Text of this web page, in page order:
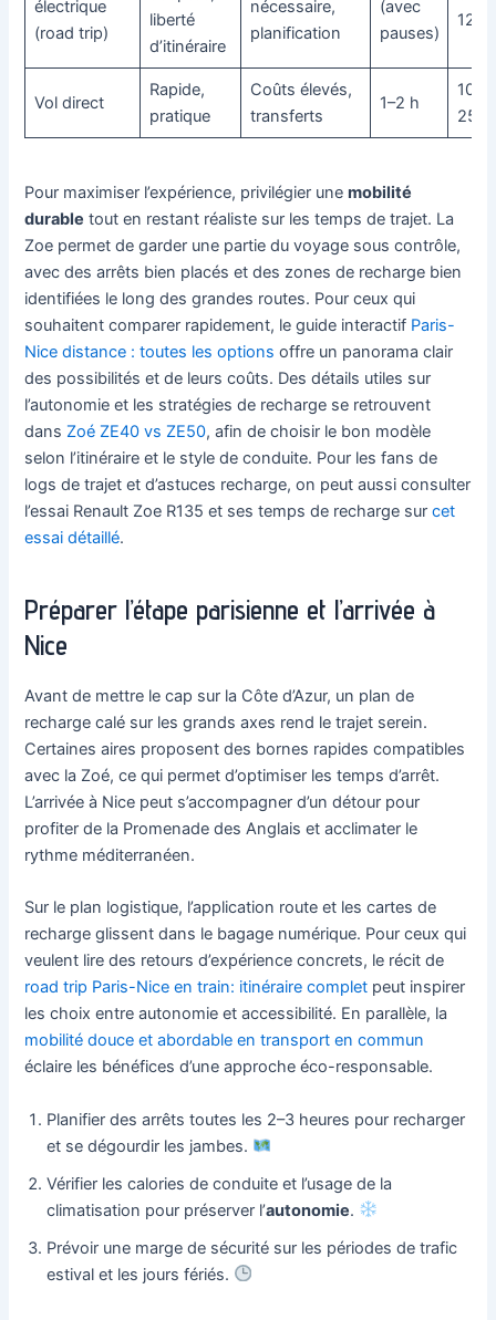
électrique
(road trip)
liberté
d’itinéraire
nécessaire,
planification
(avec
pauses)
120
Vol direct
Rapide,
pratique
Coûts élevés,
transferts
1–2 h
100–
250
Pour maximiser l’expérience, privilégier unemobilité
durable tout en restant réaliste sur les temps de trajet. La
Zoe permet de garder une partie du voyage sous contrôle,
avec des arrêts bien placés et des zones de recharge bien
identifiées le long des grandes routes. Pour ceux qui
souhaitent comparer rapidement, le guide interactif Paris-
Nice distance : toutes les options offre un panorama clair
des possibilités et de leurs coûts. Des détails utiles sur
l’autonomie et les stratégies de recharge se retrouvent
dans Zoé ZE40 vs ZE50, afin de choisir le bon modèle
selon l’itinéraire et le style de conduite. Pour les fans de
logs de trajet et d’astuces recharge, on peut aussi consulter
l’essai Renault Zoe R135 et ses temps de recharge surcet
essai détaillé.
Préparer l’étape parisienne et l’arrivée à
Nice
Avant de mettre le cap sur la Côte d’Azur, un plan de
recharge calé sur les grands axes rend le trajet serein.
Certaines aires proposent des bornes rapides compatibles
avec la Zoé, ce qui permet d’optimiser les temps d’arrêt.
L’arrivée à Nice peut s’accompagner d’un détour pour
profiter de la Promenade des Anglais et acclimater le
rythme méditerranéen.
Sur le plan logistique, l’application route et les cartes de
recharge glissent dans le bagage numérique. Pour ceux qui
veulent lire des retours d’expérience concrets, le récit de
road trip Paris-Nice en train: itinéraire complet peut inspirer
les choix entre autonomie et accessibilité. En parallèle, la
mobilité douce et abordable en transport en commun
éclaire les bénéfices d’une approche éco-responsable.
Planifier des arrêts toutes les 2–3 heures pour recharger
et se dégourdir les jambes.
Vérifier les calories de conduite et l’usage de la
climatisation pour préserver l’autonomie.
Prévoir une marge de sécurité sur les périodes de trafic
estival et les jours fériés.